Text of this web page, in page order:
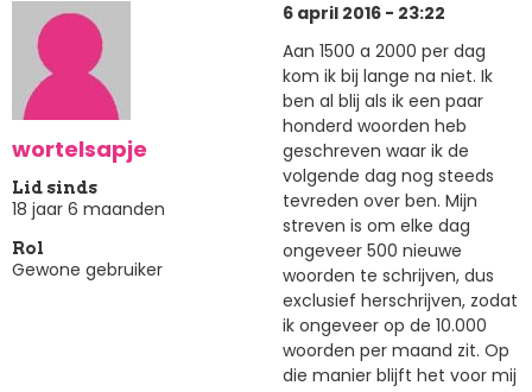
wortelsapje
Lid sinds
18 jaar 6 maanden
Rol
Gewone gebruiker
6 april 2016 - 23:22
Aan 1500 a 2000 per dag
kom ik bij lange na niet. Ik
ben al blij als ik een paar
honderd woorden heb
geschreven waar ik de
volgende dag nog steeds
tevreden over ben. Mijn
streven is om elke dag
ongeveer 500 nieuwe
woorden te schrijven, dus
exclusief herschrijven, zodat
ik ongeveer op de 10.000
woorden per maand zit. Op
die manier blijft het voor mij